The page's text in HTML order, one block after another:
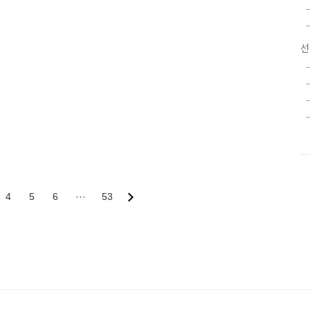
4 5 6 ··· 53